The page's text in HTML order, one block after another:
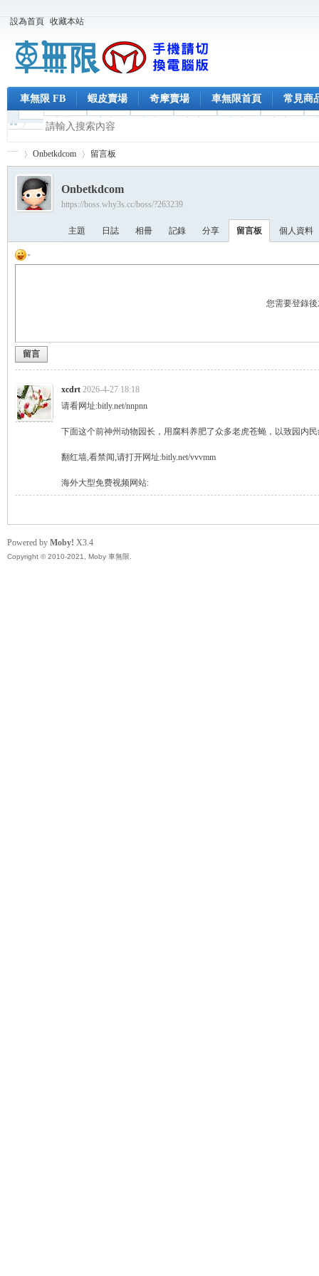
設為首頁 收藏本站
車無限 FB 蝦皮賣場 奇摩賣場 車無限首頁 常見商
›
Onbetkdcom 留言板
Onbetkdcom
https://boss.why3s.cc/boss/?263239
主題 日誌 相冊 記錄 分享 留言板 個人資料
您需要登錄
留言
xcdrt 2026-4-27 18:18
请看网址:bitly.net/nnpnn
下面这个前神州动物园长，用腐料养肥了众多老虎苍蝇，以致园内
翻红墙,看禁闻,请打开网址:bitly.net/vvvmm
海外大型免费视频网站:
Powered by Moby! X3.4
Copyright © 2010-2021, Moby 車無限.